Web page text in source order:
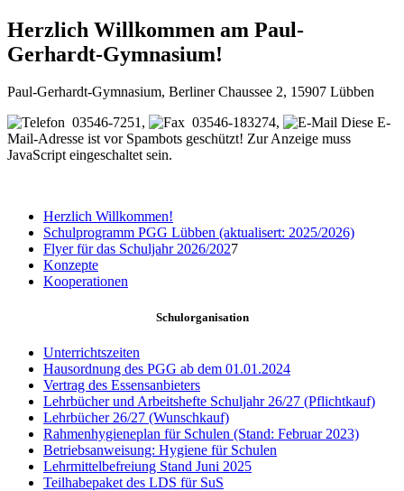
Herzlich Willkommen am Paul-
Gerhardt-Gymnasium!
Paul-Gerhardt-Gymnasium, Berliner Chaussee 2, 15907 Lübben
03546-7251,
03546-183274,
Diese E-
Mail-Adresse ist vor Spambots geschützt! Zur Anzeige muss
JavaScript eingeschaltet sein.
Herzlich Willkommen!
Schulprogramm PGG Lübben (aktualisert: 2025/2026)
Flyer für das Schuljahr 2026/2027
Konzepte
Kooperationen
Schulorganisation
Unterrichtszeiten
Hausordnung des PGG ab dem 01.01.2024
Vertrag des Essensanbieters
Lehrbücher und Arbeitshefte Schuljahr 26/27 (Pflichtkauf)
Lehrbücher 26/27 (Wunschkauf)
Rahmenhygieneplan für Schulen (Stand: Februar 2023)
Betriebsanweisung: Hygiene für Schulen
Lehrmittelbefreiung Stand Juni 2025
Teilhabepaket des LDS für SuS